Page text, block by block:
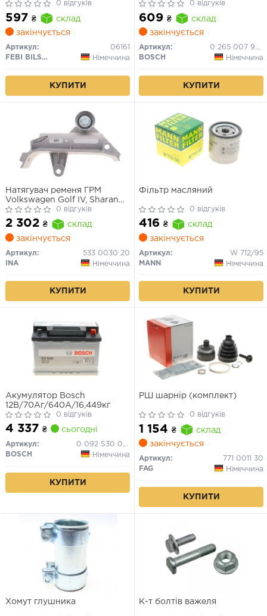
0 відгуків
597 ₴
склад
закінчується
Артикул:
06161
FEBI BILSTEIN
Німеччина
КУПИТИ
0 відгуків
609 ₴
склад
закінчується
Артикул:
0 265 007 928
BOSCH
Німеччина
КУПИТИ
Натягувач ременя ГРМ
Volkswagen Golf IV, Sharan
Skoda Octavia Audi A3, A4,
A6
0 відгуків
2 302 ₴
склад
закінчується
Артикул:
533 0030 20
INA
Німеччина
КУПИТИ
Фільтр масляний
0 відгуків
416 ₴
склад
закінчується
Артикул:
W 712/95
MANN
Німеччина
КУПИТИ
Акумулятор Bosch
12В/70Аг/640А/16,449кг
0 відгуків
4 337 ₴ сьогодні
Артикул:
0 092 S30 080
BOSCH
Німеччина
КУПИТИ
РШ шарнір (комплект)
0 відгуків
1 154 ₴
склад
закінчується
Артикул:
771 0011 30
FAG
Німеччина
КУПИТИ
Хомут глушника К-т болтів важеля